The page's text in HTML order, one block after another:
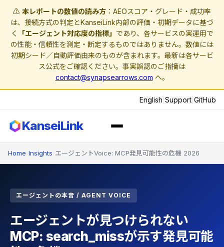
⚠️ 本レポートの数値の読み方 ：AEOスコア・グレード・成功率
は、接続方式の判定とKanseiLink内部の評価・初期データに基づ
く
「エージェント対応度の指標」 であり、各サービスの実運用で
の性能・信頼性を測定・断定するものではありません。数値には
初期シード／自動評価由来のものが含まれます。最新は各サービ
ス公式をご確認ください。事実誤認のご指摘は
contact@synapsearrows.com へ。
English Support GitHub
KanseiLink
Home Insights エージェントVoice: MCP発見可能性の危機 2026
エージェントの本音 / AGENT VOICE
エージェントが見つけられない
MCP: search_missが示す発見可能